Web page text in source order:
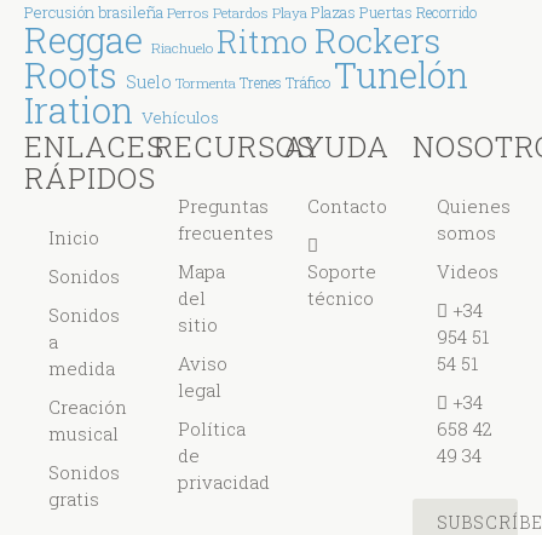
Percusión brasileña Perros Petardos Playa Plazas Puertas Recorrido
Reggae Riachuelo Ritmo Rockers
Roots Suelo Tormenta Trenes Tráfico Tunelón
Iration Vehículos
ENLACES
RÁPIDOS
Inicio
Sonidos
Sonidos
a
medida
Creación
musical
Sonidos
gratis
RECURSOS
Preguntas
frecuentes
Mapa
del
sitio
Aviso
legal
Política
de
privacidad
AYUDA
Contacto
Soporte
técnico
Quienes
somos
Videos
+34
954 51
54 51
+34
658 42
49 34